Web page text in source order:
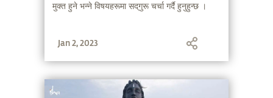
मुक्त हुने भन्ने विषयहरूमा सद्‌गुरू चर्चा गर्दै हुनुहुन्छ ।
Jan 2, 2023